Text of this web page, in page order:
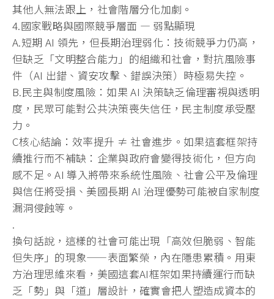
其他人無法跟上，社會階層分化加劇。
4.國家戰略與國際競爭層面 — 弱點顯現
A.短期 AI 領先，但長期治理弱化：技術競爭力仍高，
但缺乏「文明整合能力」 的組織和社會，對抗風險事
件（AI 出錯、資安攻擊、錯誤決策）時極易失控。
B.民主與制度風險：如果 AI 決策缺乏倫理審視與透明
度，民眾可能對公共決策喪失信任， 民主制度承受壓
力。
C核心結論：效率提升 ≠ 社會進步。如果這套框架持
續推行而不補缺： 企業與政府會變得技術化，但方向
感不足。AI 導入將帶來系統性風險、社會公平及倫理
與信任將受損、美國長期 AI 治理優勢可能被自家制度
漏洞侵蝕等。
.
換句話說，這樣的社會可能出現「高效但脆弱、智能
但失序」 的現象——表面繁榮，內在隱患累積。用東
方治理思維來看， 美國這套AI框架如果持續運行而缺
乏「勢」與「道」層設計，確實會把人塑造成資本的